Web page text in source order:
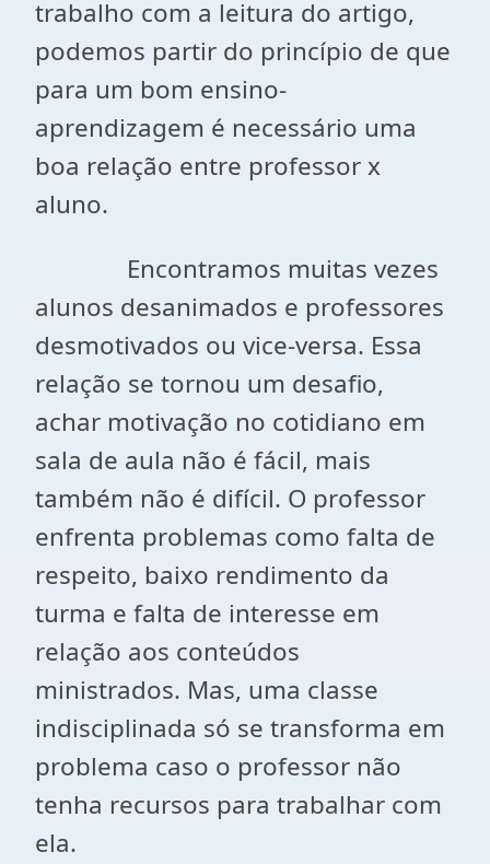
trabalho com a leitura do artigo,
podemos partir do princípio de que
para um bom ensino-
aprendizagem é necessário uma
boa relação entre professor x
aluno.
Encontramos muitas vezes
alunos desanimados e professores
desmotivados ou vice-versa. Essa
relação se tornou um desafio,
achar motivação no cotidiano em
sala de aula não é fácil, mais
também não é difícil. O professor
enfrenta problemas como falta de
respeito, baixo rendimento da
turma e falta de interesse em
relação aos conteúdos
ministrados. Mas, uma classe
indisciplinada só se transforma em
problema caso o professor não
tenha recursos para trabalhar com
ela.